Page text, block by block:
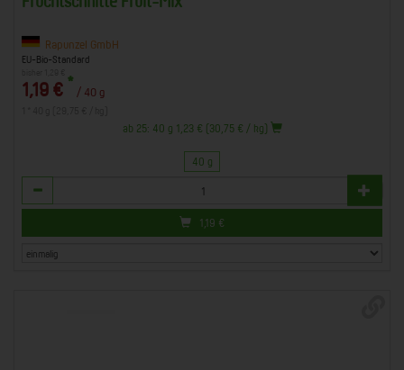
Rapunzel GmbH
EU-Bio-Standard
1,19 € * / 40 g
ab 25: 40 g 1,23 € (30,75 € / kg)
40 g
Anzahl
1,19 €